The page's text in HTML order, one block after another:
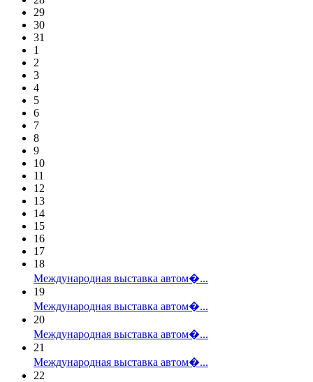
29
30
31
1
2
3
4
5
6
7
8
9
10
11
12
13
14
15
16
17
18
Международная выставка автом�...
19
Международная выставка автом�...
20
Международная выставка автом�...
21
Международная выставка автом�...
22